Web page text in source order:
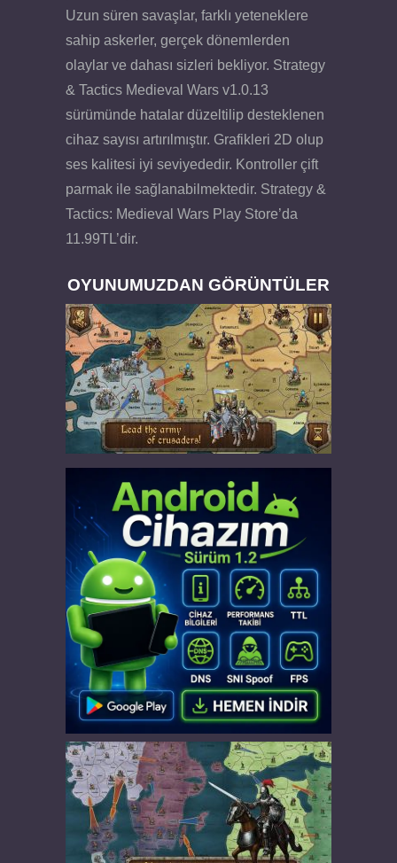
Uzun süren savaşlar, farklı yeteneklere
sahip askerler, gerçek dönemlerden
olaylar ve dahası sizleri bekliyor. Strategy
& Tactics Medieval Wars v1.0.13
sürümünde hatalar düzeltilip desteklenen
cihaz sayısı artırılmıştır. Grafikleri 2D olup
ses kalitesi iyi seviyededir. Kontroller çift
parmak ile sağlanabilmektedir. Strategy &
Tactics: Medieval Wars Play Store’da
11.99TL’dir.
OYUNUMUZDAN GÖRÜNTÜLER